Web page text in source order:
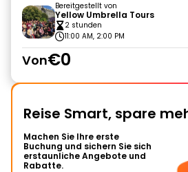
Bereitgestellt von
Yellow Umbrella Tours
2 stunden
11:00 AM, 2:00 PM
Von€0
Reise Smart, spare
Machen Sie Ihre erste
Buchung und sichern Sie sich
erstaunliche Angebote und
Rabatte.